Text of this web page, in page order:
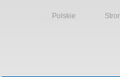
Polskie